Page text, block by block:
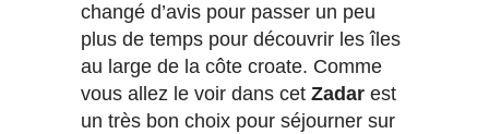
changé d’avis pour passer un peu
plus de temps pour découvrir les îles
au large de la côte croate. Comme
vous allez le voir dans cet Zadar est
un très bon choix pour séjourner sur